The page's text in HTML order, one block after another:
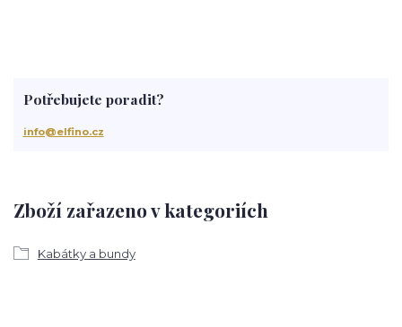
Zboží zařazeno v kategoriích
Kabátky a bundy
Potřebujete poradit?
info@elfino.cz